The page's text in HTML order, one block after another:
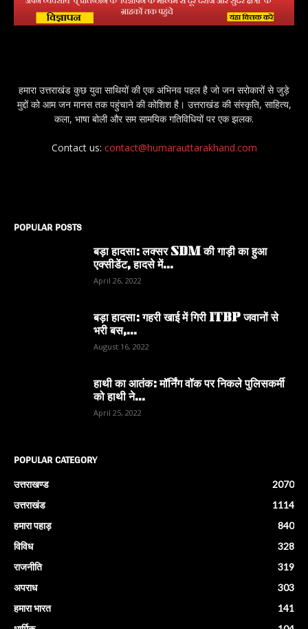
हमारा उत्तराखंड कुछ युवा साथियों की एक अभिनव पहल है जो जन सरोकारों से जुड़े
मुद्दों को आम जन मानस तक पहुंचाने की कोशिश है। उत्तराखंड की संस्कृति, साहित्य,
कला, भाषा बोली और सम सामयिक गतिविधियों पर एक झलक.
Contact us: contact@humarauttarakhand.com
POPULAR POSTS
बड़ा हादसा: लक्सर SDM की गाड़ी का हुआ
एक्सीडेंट, हादसे में...
April 26, 2022
बड़ा हादसा: गहरी खाई में गिरी ITBP जवानों से
भरी बस,...
August 16, 2022
हाथी का आतंक: मॉर्निंग वॉक पर निकले पुलिसकर्मी
को हाथी ने...
April 25, 2022
POPULAR CATEGORY
उत्तराखण्ड
2070
उत्तराखंड
1114
हमारा पहाड़
840
विविध
328
राजनीति
319
अपराध
303
हमारा भारत
141